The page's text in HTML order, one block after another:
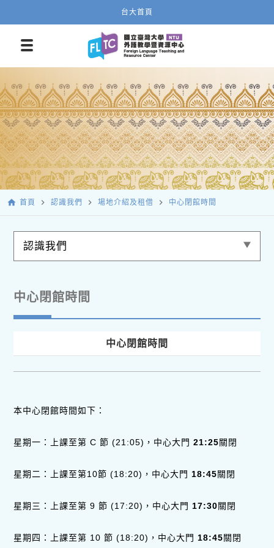
台大首頁
home 首頁 navigate_next 認識我們 navigate_next 場地介紹及租借 navigate_next 中心閉館時間
認識我們
中心閉館時間
中心閉館時間
本中心閉館時間如下：
星期一：上課至第 C 節 (21:05)，中心大門21:25關閉
星期二：上課至第10節 (18:20)，中心大門 18:45關閉
星期三：上課至第 9 節 (17:20)，中心大門 17:30關閉
星期四：上課至第 10 節 (18:20)，中心大門 18:45關閉